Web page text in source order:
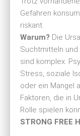
Gefahren
riskant.
Warum? Die
Suchtmitteln und
sind komplex.
Stress, soziale
oder ein Mangel
Faktoren, die in
Rolle spielen
STRONG FREE